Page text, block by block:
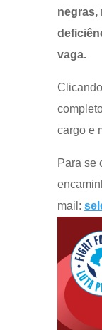
negras,
vaga.
cargo e
Para se
mail: